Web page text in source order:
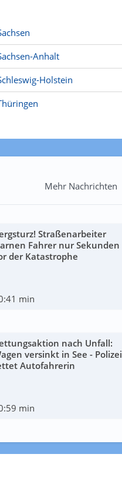
Anhalt
Holstein
Mehr Nachrichten
Straßenarbeiter
Fahrer nur Sekunden
der Katastrophe
min
nach Unfall:
versinkt in See - Polizei
Autofahrerin
min